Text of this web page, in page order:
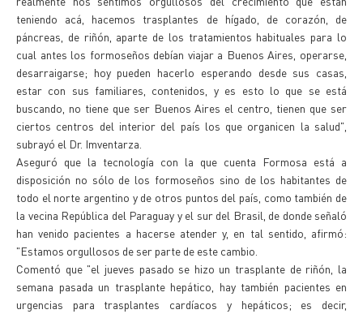
teniendo acá, hacemos trasplantes de hígado, de corazón, de
páncreas, de riñón, aparte de los tratamientos habituales para lo
cual antes los formoseños debían viajar a Buenos Aires, operarse,
desarraigarse; hoy pueden hacerlo esperando desde sus casas,
estar con sus familiares, contenidos, y es esto lo que se está
buscando, no tiene que ser Buenos Aires el centro, tienen que ser
ciertos centros del interior del país los que organicen la salud",
subrayó el Dr. Imventarza.
Aseguró que la tecnología con la que cuenta Formosa está a
disposición no sólo de los formoseños sino de los habitantes de
todo el norte argentino y de otros puntos del país, como también de
la vecina República del Paraguay y el sur del Brasil, de donde señaló
han venido pacientes a hacerse atender y, en tal sentido, afirmó:
"Estamos orgullosos de ser parte de este cambio.
Comentó que "el jueves pasado se hizo un trasplante de riñón, la
semana pasada un trasplante hepático, hay también pacientes en
urgencias para trasplantes cardíacos y hepáticos; es decir,